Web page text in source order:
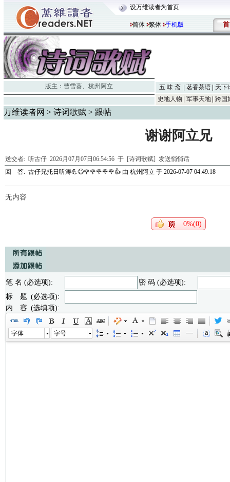
设万维读者为首页
简体 繁体 手机版 首
版主： 曹雪葵、 杭州阿立 五 味 斋 茗香茶语
天下
史地人物
军事天地 跨国
万维读者网 > 诗词歌赋 > 跟帖
谢谢阿立兄
送交者: 听古仔 2026月07月07日06:54:56 于 [诗词歌赋] 发送悄悄话
回 答: 古仔兄托日听涛💪😃🌹🌹🌹🌹🌹👍 由 杭州阿立 于 2026-07-07 04:49:18
无内容
0%(0)
笔 名 (必选项):
密 码 (必选项):
标 题 (必选项):
内 容 (选填项):
字体 字号